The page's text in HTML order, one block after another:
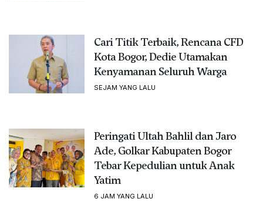
Cari Titik Terbaik, Rencana CFD
Kota Bogor, Dedie Utamakan
Kenyamanan Seluruh Warga
SEJAM YANG LALU
Peringati Ultah Bahlil dan Jaro
Ade, Golkar Kabupaten Bogor
Tebar Kepedulian untuk Anak
Yatim
6 JAM YANG LALU